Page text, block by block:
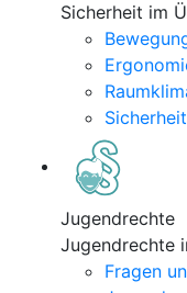
Sicherheit im
Jugendrechte
Jugendrechte
Fragen